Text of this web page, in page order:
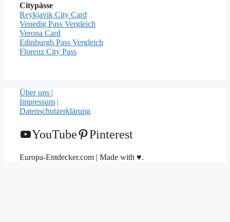
Citypässe
Reykjavik City Card
Venedig Pass Vergleich
Verona Card
Edinburgh Pass Vergleich
Florenz City Pass
Über uns |
Impressum |
Datenschutzerklärung
YouTube Pinterest
Europa-Entdecker.com | Made with ♥.